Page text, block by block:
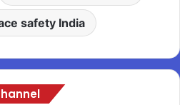
safety India